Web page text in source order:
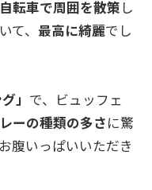
自転車で周囲を散策 し
て、 最高に綺麗でし
」 で、ビュッフェ
ーの種類の多さ に驚
腹いっぱいいただき